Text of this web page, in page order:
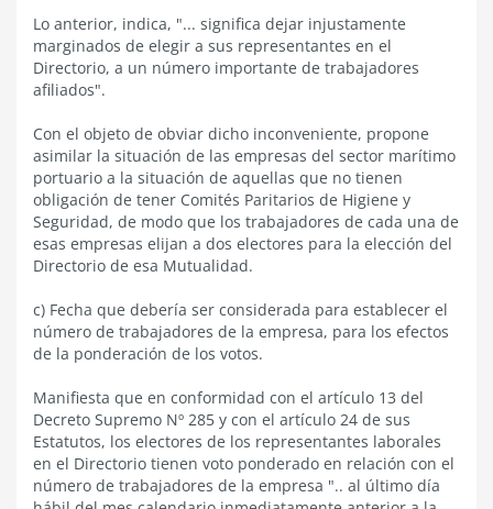
Lo anterior, indica, "... significa dejar injustamente
marginados de elegir a sus representantes en el
Directorio, a un número importante de trabajadores
afiliados".
Con el objeto de obviar dicho inconveniente, propone
asimilar la situación de las empresas del sector marítimo
portuario a la situación de aquellas que no tienen
obligación de tener Comités Paritarios de Higiene y
Seguridad, de modo que los trabajadores de cada una de
esas empresas elijan a dos electores para la elección del
Directorio de esa Mutualidad.
c) Fecha que debería ser considerada para establecer el
número de trabajadores de la empresa, para los efectos
de la ponderación de los votos.
Manifiesta que en conformidad con el artículo 13 del
Decreto Supremo Nº 285 y con el artículo 24 de sus
Estatutos, los electores de los representantes laborales
en el Directorio tienen voto ponderado en relación con el
número de trabajadores de la empresa ".. al último día